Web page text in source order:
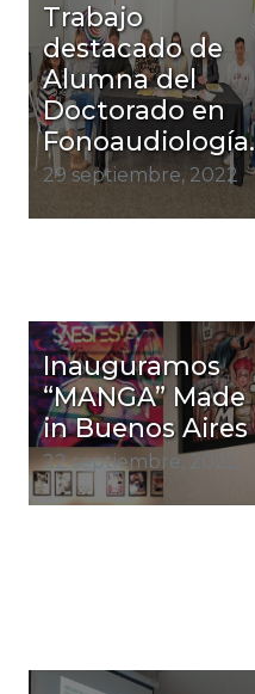
Trabajo
destacado de
Alumna del
Doctorado en
Fonoaudiología.
29 septiembre, 2022
Inauguramos
“MANGA” Made
in Buenos Aires
22 septiembre, 2022